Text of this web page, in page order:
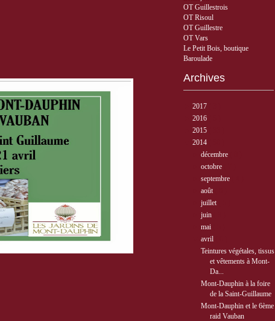
OT Guillestrois
OT Risoul
OT Guillestre
OT Vars
Le Petit Bois, boutique
Baroulade
Archives
2017
2016
2015
2014
décembre
octobre
septembre
août
juillet
juin
mai
avril
Teintures végétales, tissus
et vêtements à Mont-
Da...
Mont-Dauphin à la foire
de la Saint-Guillaume
Mont-Dauphin et le 6ème
raid Vauban